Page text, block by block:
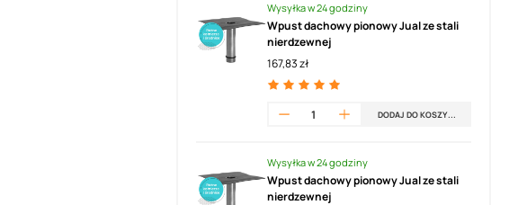
Wysyłka w 24 godziny
Wpust dachowy pionowy Jual ze stali
nierdzewnej
167,83 zł
DODAJ DO KOSZYKA
Wysyłka w 24 godziny
Wpust dachowy pionowy Jual ze stali
nierdzewnej